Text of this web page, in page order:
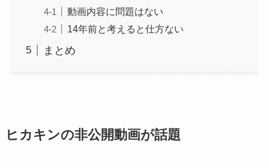
動画内容に問題はない
14年前と考えると仕方ない
まとめ
ヒカキンの非公開動画が話題